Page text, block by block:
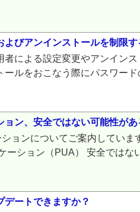
びアンインストールを制限す
者による設定変更やアンイン
ールをおこなう際にパスワー
ン、安全ではない可能性が
ョンについてご案内してい
ーション（PUA） 安全では
デートできますか？